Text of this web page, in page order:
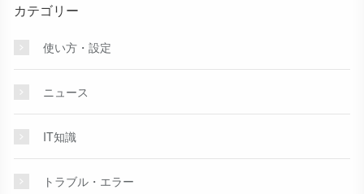
カテゴリー
使い方・設定
ニュース
IT知識
トラブル・エラー